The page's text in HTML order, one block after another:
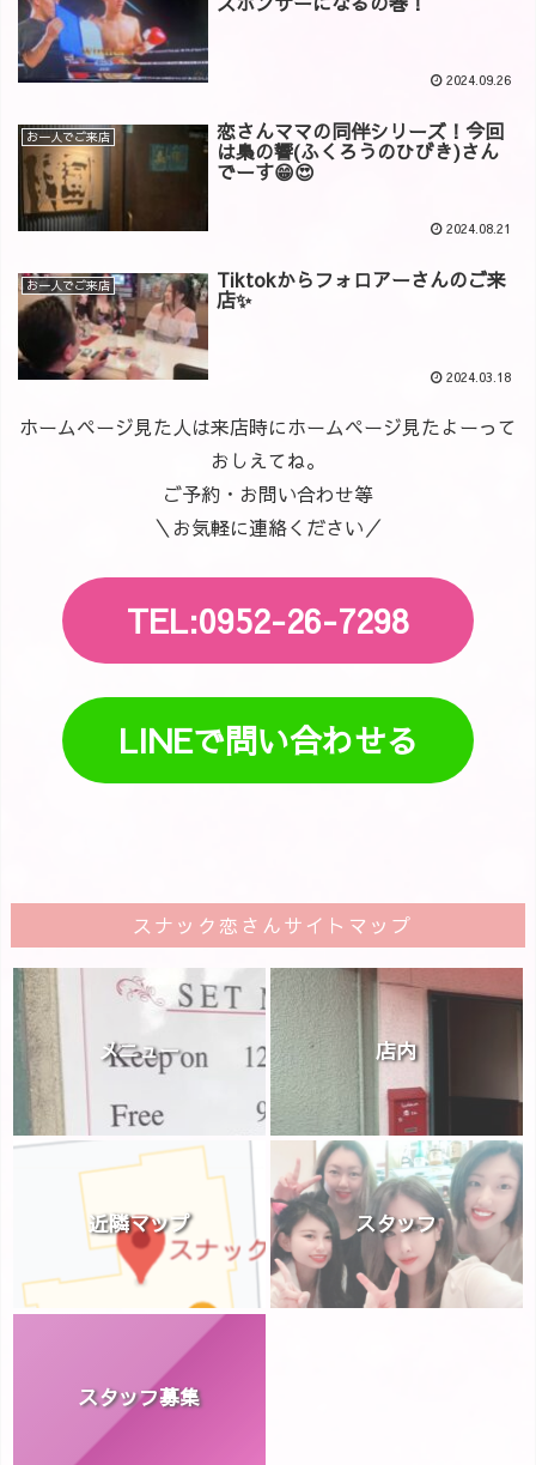
2024.09.26
お一人でご来店 恋さんママの同伴シリーズ！今回
は梟の響(ふくろうのひびき)さん
でーす😁😍
2024.08.21
お一人でご来店 Tiktokからフォロアーさんのご来
店✨
2024.03.18
ホームページ見た人は来店時にホームページ見たよーって
おしえてね。
ご予約・お問い合わせ等
＼お気軽に連絡ください／
TEL:0952-26-7298
LINEで問い合わせる
スナック恋さんサイトマップ
メニュー 店内
近隣マップ スタッフ
スタッフ募集